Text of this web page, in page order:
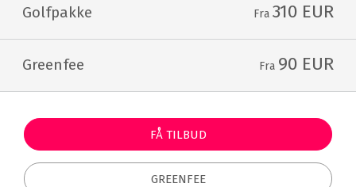
Golfpakke Fra 310 EUR
Greenfee Fra 90 EUR
FÅ TILBUD
GREENFEE